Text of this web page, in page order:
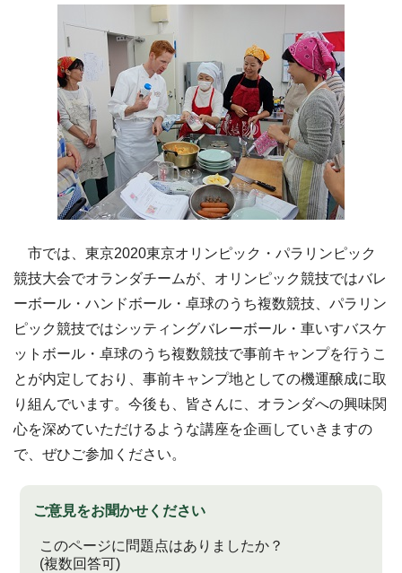
市では、東京2020東京オリンピック・パラリンピック
競技大会でオランダチームが、オリンピック競技ではバレ
ーボール・ハンドボール・卓球のうち複数競技、パラリン
ピック競技ではシッティングバレーボール・車いすバスケ
ットボール・卓球のうち複数競技で事前キャンプを行うこ
とが内定しており、事前キャンプ地としての機運醸成に取
り組んでいます。今後も、皆さんに、オランダへの興味関
心を深めていただけるような講座を企画していきますの
で、ぜひご参加ください。
ご意見をお聞かせください
このページに問題点はありましたか？
(複数回答可)